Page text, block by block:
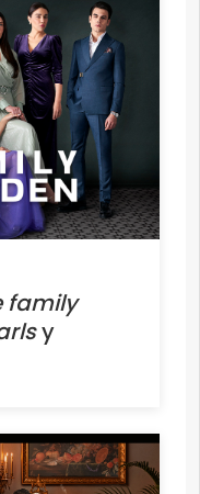
family
y